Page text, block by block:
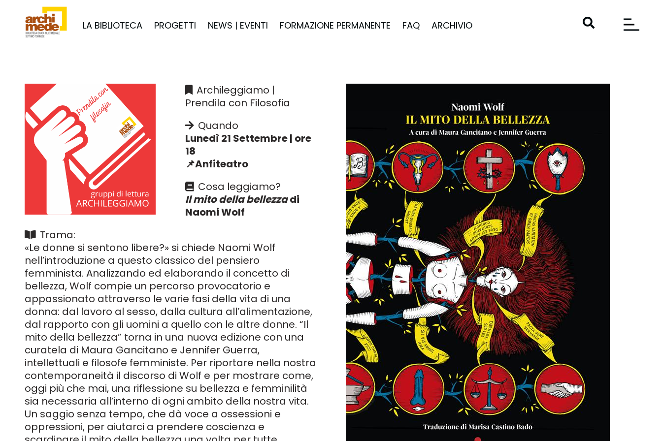
LA BIBLIOTECA PROGETTI NEWS | EVENTI FORMAZIONE PERMANENTE FAQ ARCHIVIO
Archileggiamo |
Prendila con Filosofia
Quando
Lunedì 21 Settembre | ore
18
📌Anfiteatro
Cosa leggiamo?
Il mito della bellezzadi
Naomi Wolf
Trama:
«Le donne si sentono libere?» si chiede Naomi Wolf
nell’introduzione a questo classico del pensiero
femminista. Analizzando ed elaborando il concetto di
bellezza, Wolf compie un percorso provocatorio e
appassionato attraverso le varie fasi della vita di una
donna: dal lavoro al sesso, dalla cultura all’alimentazione,
dal rapporto con gli uomini a quello con le altre donne. “Il
mito della bellezza” torna in una nuova edizione con una
curatela di Maura Gancitano e Jennifer Guerra,
intellettuali e filosofe femministe. Per riportare nella nostra
contemporaneità il discorso di Wolf e per mostrare come,
oggi più che mai, una riflessione su bellezza e femminilità
sia necessaria all’interno di ogni ambito della nostra vita.
Un saggio senza tempo, che dà voce a ossessioni e
oppressioni, per aiutarci a prendere coscienza e